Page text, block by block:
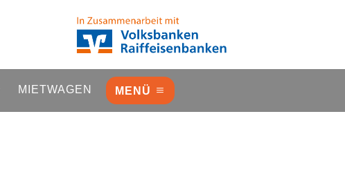
MIETWAGEN MENÜ